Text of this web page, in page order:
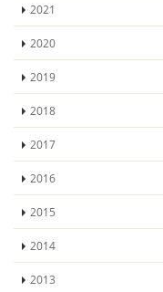
2021
2020
2019
2018
2017
2016
2015
2014
2013